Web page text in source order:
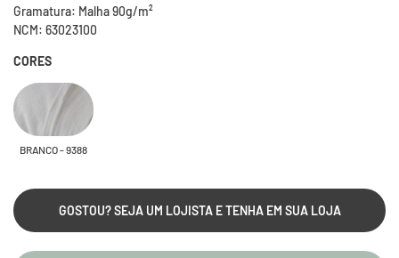
Gramatura: Malha 90g/m²
NCM: 63023100
CORES
BRANCO - 9388
GOSTOU? SEJA UM LOJISTA E TENHA EM SUA LOJA